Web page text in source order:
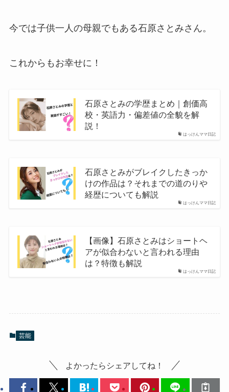
今では子供一人の母親でもある石原さとみさん。
これからもお幸せに！
はっけんママ日記
石原さとみの学歴まとめ｜創価高
校・英語力・偏差値の全貌を解
説！
はっけんママ日記
石原さとみがブレイクしたきっか
けの作品は？それまでの道のりや
経歴についても解説
はっけんママ日記
【画像】石原さとみはショートヘ
アが似合わないと言われる理由
は？特徴も解説
芸能
よかったらシェアしてね！